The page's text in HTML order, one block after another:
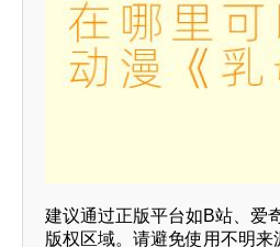
建议通过正版平台如B站、爱
版权区域。请避免使用不明